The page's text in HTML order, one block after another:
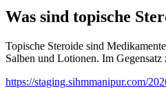
Was sind topische
Topische Steroide sind
Salben und Lotionen. Im
https://staging.sihmmanipur.com/